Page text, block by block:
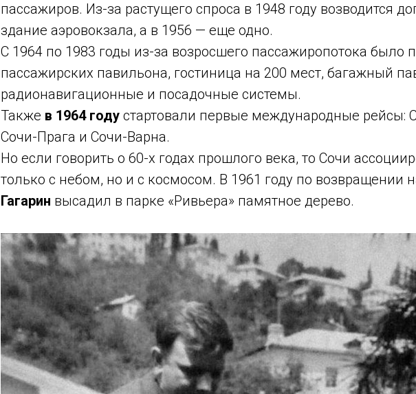
пассажиров. Из-за растущего спроса в 1948 году возводится
здание аэровокзала, а в 1956 — еще одно.
С 1964 по 1983 годы из-за возросшего пассажиропотока было
пассажирских павильона, гостиница на 200 мест, багажный
радионавигационные и посадочные системы.
Также в 1964 году стартовали первые международные рейсы:
Сочи-Прага и Сочи-Варна.
Но если говорить о 60-х годах прошлого века, то Сочи
только с небом, но и с космосом. В 1961 году по
Гагарин высадил в парке «Ривьера» памятное дерево.